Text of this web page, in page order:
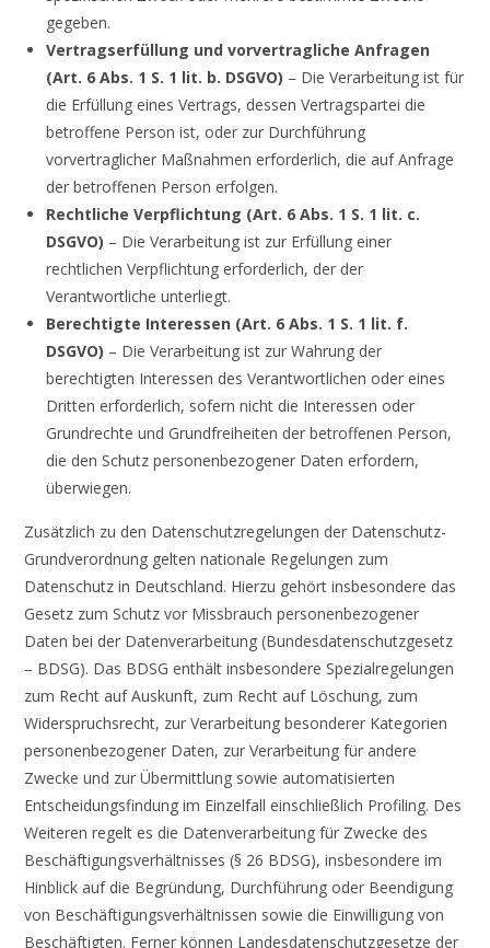
gegeben.
Vertragserfüllung und vorvertragliche Anfragen
(Art. 6 Abs. 1 S. 1 lit. b. DSGVO) – Die Verarbeitung ist für
die Erfüllung eines Vertrags, dessen Vertragspartei die
betroffene Person ist, oder zur Durchführung
vorvertraglicher Maßnahmen erforderlich, die auf Anfrage
der betroffenen Person erfolgen.
Rechtliche Verpflichtung (Art. 6 Abs. 1 S. 1 lit. c.
DSGVO) – Die Verarbeitung ist zur Erfüllung einer
rechtlichen Verpflichtung erforderlich, der der
Verantwortliche unterliegt.
Berechtigte Interessen (Art. 6 Abs. 1 S. 1 lit. f.
DSGVO) – Die Verarbeitung ist zur Wahrung der
berechtigten Interessen des Verantwortlichen oder eines
Dritten erforderlich, sofern nicht die Interessen oder
Grundrechte und Grundfreiheiten der betroffenen Person,
die den Schutz personenbezogener Daten erfordern,
überwiegen.
Zusätzlich zu den Datenschutzregelungen der Datenschutz-
Grundverordnung gelten nationale Regelungen zum
Datenschutz in Deutschland. Hierzu gehört insbesondere das
Gesetz zum Schutz vor Missbrauch personenbezogener
Daten bei der Datenverarbeitung (Bundesdatenschutzgesetz
– BDSG). Das BDSG enthält insbesondere Spezialregelungen
zum Recht auf Auskunft, zum Recht auf Löschung, zum
Widerspruchsrecht, zur Verarbeitung besonderer Kategorien
personenbezogener Daten, zur Verarbeitung für andere
Zwecke und zur Übermittlung sowie automatisierten
Entscheidungsfindung im Einzelfall einschließlich Profiling. Des
Weiteren regelt es die Datenverarbeitung für Zwecke des
Beschäftigungsverhältnisses (§ 26 BDSG), insbesondere im
Hinblick auf die Begründung, Durchführung oder Beendigung
von Beschäftigungsverhältnissen sowie die Einwilligung von
Beschäftigten. Ferner können Landesdatenschutzgesetze der